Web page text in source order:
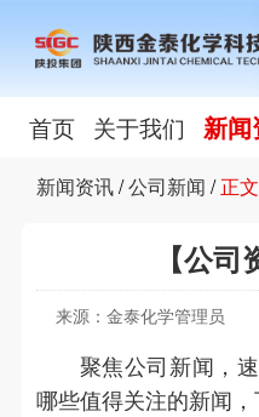
首页 关于我们 新闻
新闻资讯/公司新闻 / 正文
【公司
来源：金泰化学管理员
聚焦公司新闻，
哪些值得关注的新闻